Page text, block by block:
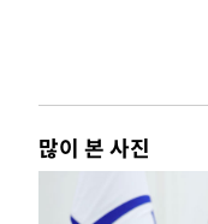
많이 본 사진